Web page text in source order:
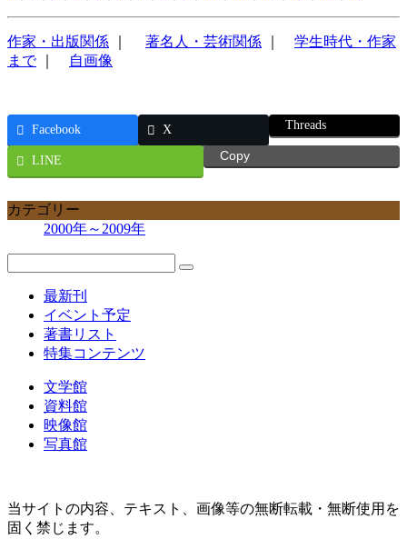
作家・出版関係 著名人・芸術関係
学生時代・作家
まで｜ 自画像
Facebook X Threads
LINE Copy
カテゴリー
2000年～2009年
最新刊
イベント予定
著書リスト
特集コンテンツ
文学館
資料館
映像館
写真館
当サイトの内容、テキスト、画像等の無断転載・無断使用を
固く禁じます。